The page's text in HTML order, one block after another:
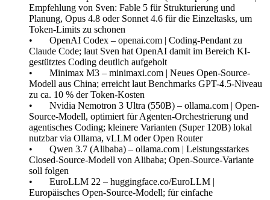
Empfehlung von Sven: Fable 5 für Strukturierung und
Planung, Opus 4.8 oder Sonnet 4.6 für die Einzeltasks, um
Token-Limits zu schonen
• OpenAI Codex – openai.com | Coding-Pendant zu
Claude Code; laut Sven hat OpenAI damit im Bereich KI-
gestütztes Coding deutlich aufgeholt
• Minimax M3 – minimaxi.com | Neues Open-Source-
Modell aus China; erreicht laut Benchmarks GPT-4.5-Niveau
zu ca. 10 % der Token-Kosten
• Nvidia Nemotron 3 Ultra (550B) – ollama.com | Open-
Source-Modell, optimiert für Agenten-Orchestrierung und
agentisches Coding; kleinere Varianten (Super 120B) lokal
nutzbar via Ollama, vLLM oder Open Router
• Qwen 3.7 (Alibaba) – ollama.com | Leistungsstarkes
Closed-Source-Modell von Alibaba; Open-Source-Variante
soll folgen
• EuroLLM 22 – huggingface.co/EuroLLM |
Europäisches Open-Source-Modell; für einfache